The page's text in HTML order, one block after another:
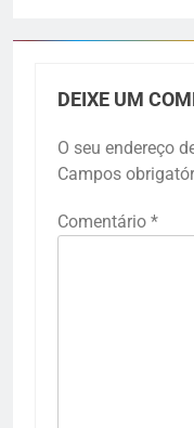
DEIXE UM
O seu endereço
Campos
Comentário *